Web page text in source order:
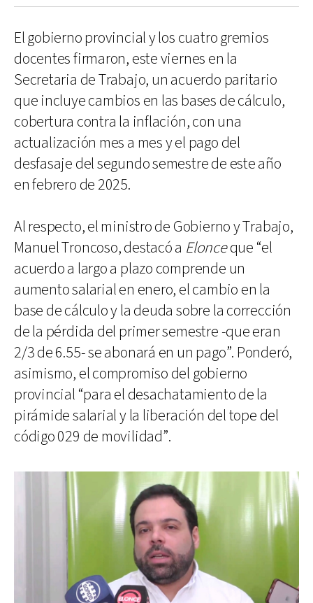
El gobierno provincial y los cuatro gremios
docentes firmaron, este viernes en la
Secretaria de Trabajo, un acuerdo paritario
que incluye cambios en las bases de cálculo,
cobertura contra la inflación, con una
actualización mes a mes y el pago del
desfasaje del segundo semestre de este año
en febrero de 2025.
Al respecto, el ministro de Gobierno y Trabajo,
Manuel Troncoso, destacó a Elonceque “el
acuerdo a largo a plazo comprende un
aumento salarial en enero, el cambio en la
base de cálculo y la deuda sobre la corrección
de la pérdida del primer semestre -que eran
2/3 de 6.55- se abonará en un pago”. Ponderó,
asimismo, el compromiso del gobierno
provincial “para el desachatamiento de la
pirámide salarial y la liberación del tope del
código 029 de movilidad”.